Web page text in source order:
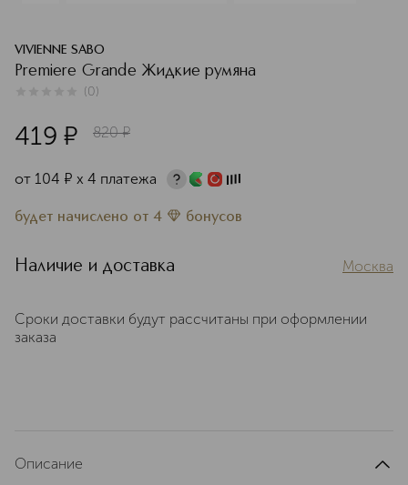
VIVIENNE SABO
Premiere Grande Жидкие румяна
(0)
419 ¤ 820 ¤
от 104 ¤ х 4 платежа
будет начислено от 4 бонусов
Наличие и доставка Москва
Сроки доставки будут рассчитаны при оформлении
заказа
Описание